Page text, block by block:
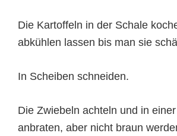
Die Kartoffeln in der Schale
abkühlen lassen bis man sie
In Scheiben schneiden.
Die Zwiebeln achteln und in
anbraten, aber nicht braun